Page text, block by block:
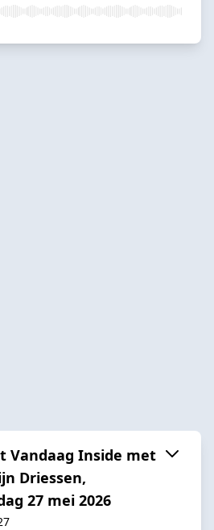
Vandaag Inside met
Driessen,
27 mei 2026